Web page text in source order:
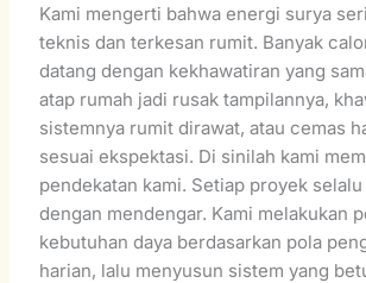
Kami mengerti bahwa energi surya
teknis dan terkesan rumit. Banyak
datang dengan kekhawatiran yang
atap rumah jadi rusak tampilannya,
sistemnya rumit dirawat, atau cemas
sesuai ekspektasi. Di sinilah kami
pendekatan kami. Setiap proyek
dengan mendengar. Kami melakukan
kebutuhan daya berdasarkan pola
harian, lalu menyusun sistem yang